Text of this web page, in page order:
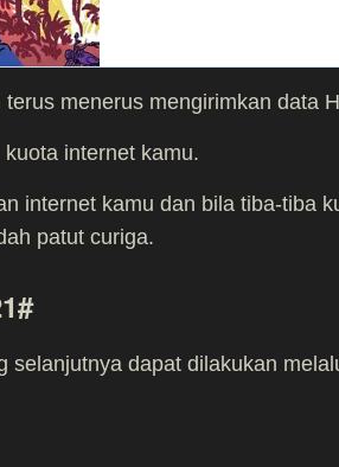
menerus mengirimkan data
internet kamu.
internet kamu dan bila tiba-tiba
patut curiga.
selanjutnya dapat dilakukan